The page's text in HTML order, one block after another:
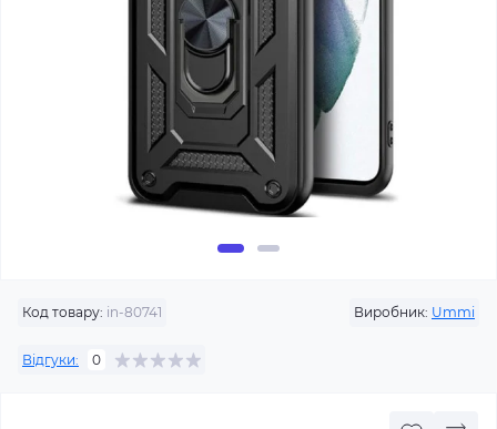
Код товару: in-80741 Виробник: Ummi
Відгуки: 0